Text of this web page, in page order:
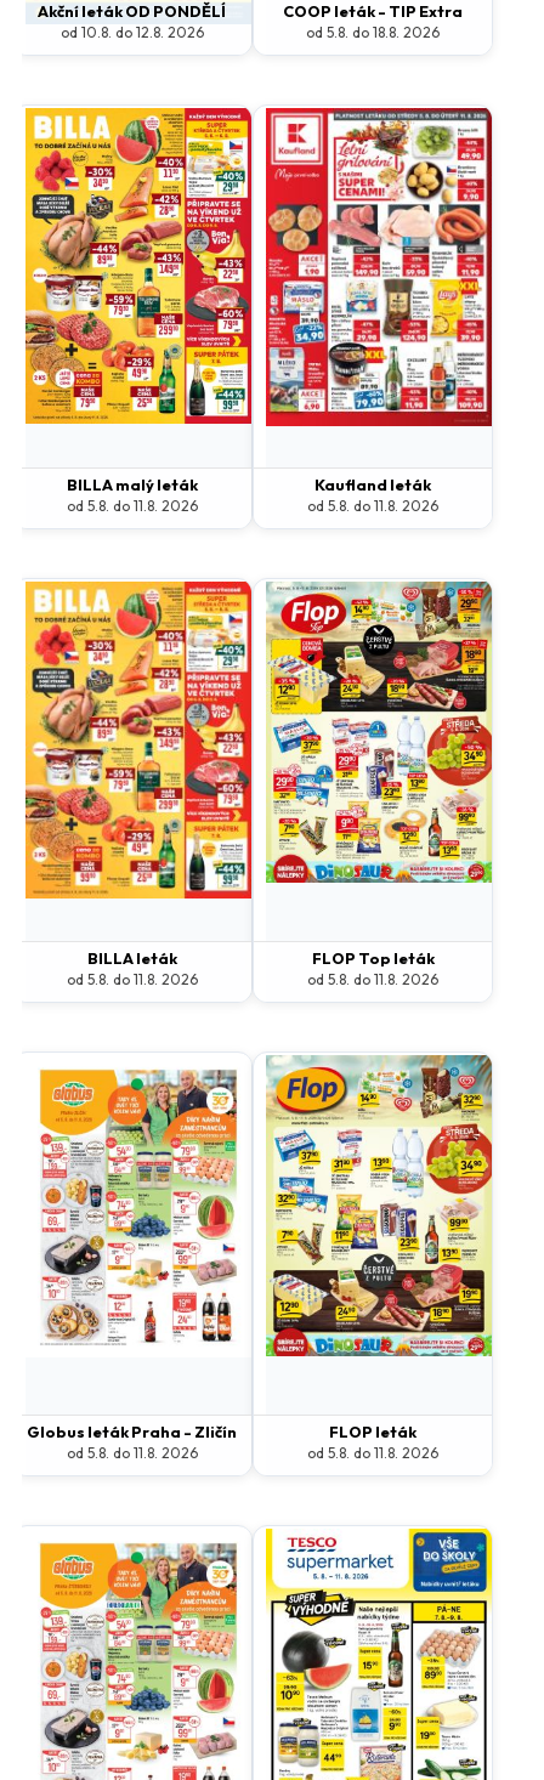
Akční leták OD PONDĚLÍ
od 10.8. do 12.8. 2026
COOP leták - TIP Extra
od 5.8. do 18.8. 2026
BILLA malý leták
od 5.8. do 11.8. 2026
Kaufland leták
od 5.8. do 11.8. 2026
BILLA leták
od 5.8. do 11.8. 2026
FLOP Top leták
od 5.8. do 11.8. 2026
Globus leták Praha - Zličín
od 5.8. do 11.8. 2026
FLOP leták
od 5.8. do 11.8. 2026